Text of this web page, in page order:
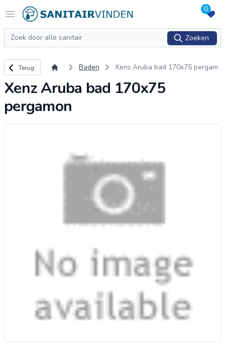
Open menu
Logo sanitairvinden.nl 0
Zoeken
Zoeken
Terug naar overzicht
Terug Baden
Xenz Aruba bad 170x75 pergam
Xenz Aruba bad 170x75
pergamon